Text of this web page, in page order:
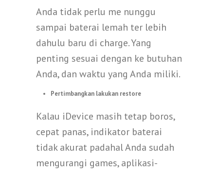
Anda tidak perlu me nunggu
sampai baterai lemah ter lebih
dahulu baru di charge. Yang
penting sesuai dengan ke butuhan
Anda, dan waktu yang Anda miliki.
Pertimbangkan lakukan restore
Kalau iDevice masih tetap boros,
cepat panas, indikator baterai
tidak akurat padahal Anda sudah
mengurangi games, aplikasi-